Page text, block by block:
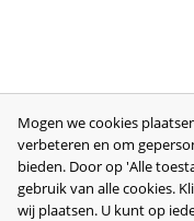
Mogen we cookies
verbeteren en om
bieden. Door op 'Alle
gebruik van alle cookies.
wij plaatsen. U kunt op